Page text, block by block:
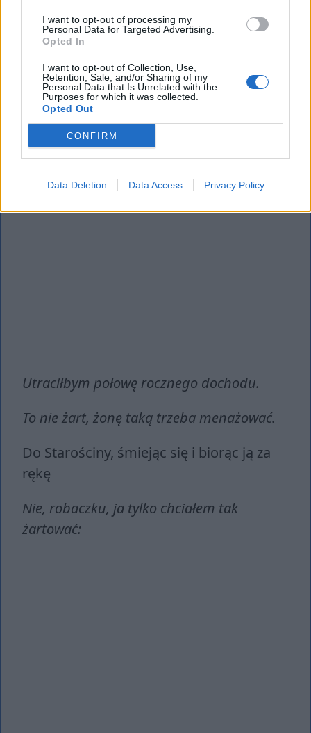
I want to opt-out of processing my
Personal Data for Targeted Advertising.
Opted In
I want to opt-out of Collection, Use,
Retention, Sale, and/or Sharing of my
Personal Data that Is Unrelated with the
Purposes for which it was collected.
Opted Out
CONFIRM
Data Deletion Data Access Privacy Policy
rozwodu,
Utraciłbym połowę rocznego dochodu.
To nie żart, żonę taką trzeba menażować.
Do Starościny, śmiejąc się i biorąc ją za
rękę
Nie, robaczku, ja tylko chciałem tak
żartować: